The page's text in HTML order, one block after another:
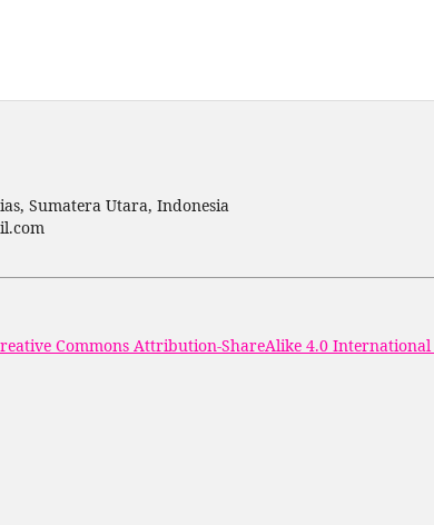
Sumatera Utara, Indonesia
Commons Attribution-ShareAlike 4.0 International